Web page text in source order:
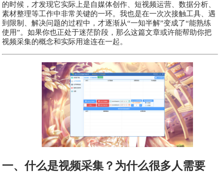
的时候，才发现它实际上是自媒体创作、短视频运营、数据分析、
素材整理等工作中非常关键的一环。我也是在一次次接触工具、遇
到限制、解决问题的过程中，才逐渐从“一知半解”变成了“能熟练
使用”。如果你也正处于迷茫阶段，那么这篇文章或许能帮助你把
视频采集的概念和实际用途连在一起。
一、什么是视频采集？为什么很多人需要